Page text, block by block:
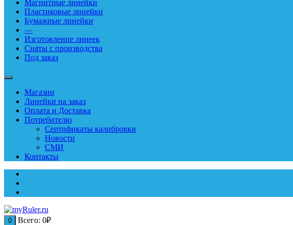
Магнитные линейки
Пластиковые линейки
Бумажные линейки
—
Изготовление линеек
Сняты с производства
Под заказ
Магазин
Линейки на заказ
Оплата и Доставка
Потребителю
Сертификаты калибровки
Новости
СМИ
Контакты
0 Всего: 0₽